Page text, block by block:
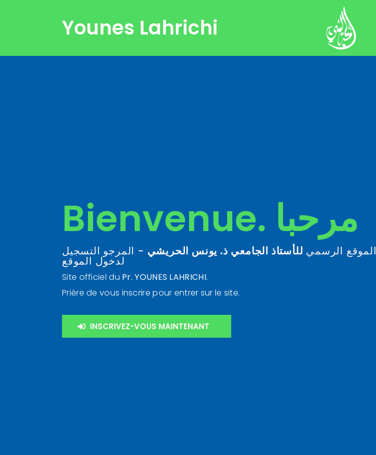
Younes Lahrichi
Bienvenue. مرحبا
الموقع الرسمي للأستاذ الجامعي ذ. يونس الحريشي - المرجو التسجيل
لدخول الموقع
Site officiel du Pr. YOUNES LAHRICHI.
Prière de vous inscrire pour entrer sur le site.
INSCRIVEZ-VOUS MAINTENANT